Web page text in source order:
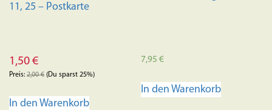
11, 25 – Postkarte
1,50 €
Preis: 2,00€ (Du sparst 25%)
In den Warenkorb
7,95€
In den Warenkorb